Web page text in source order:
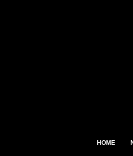
HOME